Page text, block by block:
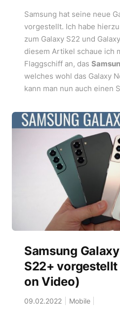
Samsung hat seine neue
vorgestellt. Ich habe
zum Galaxy S22 und
diesem Artikel schaue ich
Flaggschiff an, das
welches wohl das Galaxy
kann man nun auch einen
Samsung
S22+
on Video)
09.02.2022 Mobile